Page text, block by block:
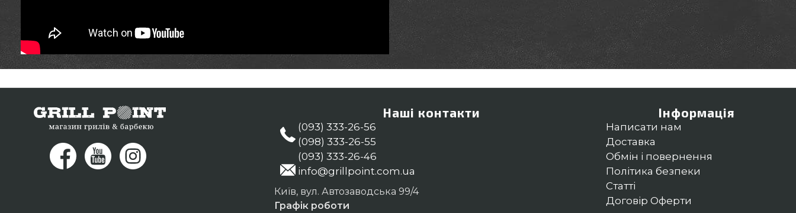
Наші контакти
(093) 333-26-56
(098) 333-26-55
(093) 333-26-46
info@grillpoint.com.ua
Київ, вул. Автозаводська 99/4
Графік роботи
Інформація
Написати нам
Доставка
Обмін і повернення
Політика безпеки
Статті
Договір Оферти